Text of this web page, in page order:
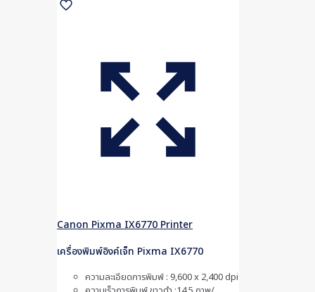
Canon Pixma IX6770 Printer
เครื่องพิมพ์อิงค์เจ็ท Pixma IX6770
ความละเอียดการพิมพ์ : 9,600 x 2,400 dpi